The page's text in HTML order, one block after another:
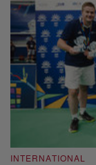
INTERNATIONAL